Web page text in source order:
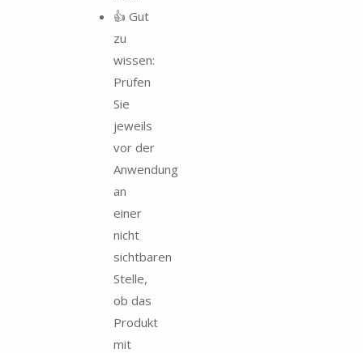
👍 Gut
zu
wissen:
Prüfen
Sie
jeweils
vor der
Anwendung
an
einer
nicht
sichtbaren
Stelle,
ob das
Produkt
mit